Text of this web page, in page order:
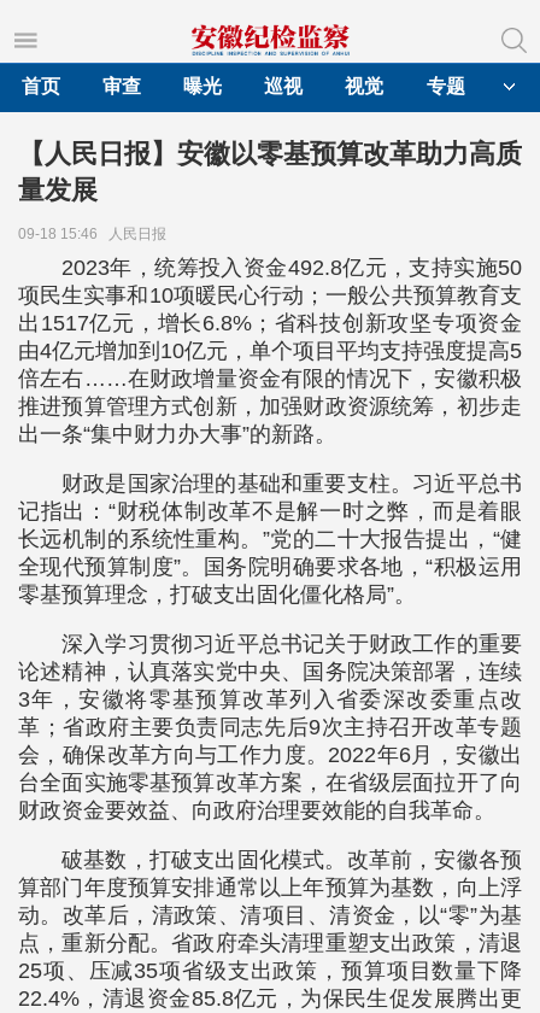
首页
审查 曝光 巡视 视觉 专题
【人民日报】安徽以零基预算改革助力高质
量发展
09-18 15:46 人民日报
2023年，统筹投入资金492.8亿元，支持实施50
项民生实事和10项暖民心行动；一般公共预算教育支
出1517亿元，增长6.8%；省科技创新攻坚专项资金
由4亿元增加到10亿元，单个项目平均支持强度提高5
倍左右……在财政增量资金有限的情况下，安徽积极
推进预算管理方式创新，加强财政资源统筹，初步走
出一条“集中财力办大事”的新路。
财政是国家治理的基础和重要支柱。习近平总书
记指出：“财税体制改革不是解一时之弊，而是着眼
长远机制的系统性重构。”党的二十大报告提出，“健
全现代预算制度”。国务院明确要求各地，“积极运用
零基预算理念，打破支出固化僵化格局”。
深入学习贯彻习近平总书记关于财政工作的重要
论述精神，认真落实党中央、国务院决策部署，连续
3年，安徽将零基预算改革列入省委深改委重点改
革；省政府主要负责同志先后9次主持召开改革专题
会，确保改革方向与工作力度。2022年6月，安徽出
台全面实施零基预算改革方案，在省级层面拉开了向
财政资金要效益、向政府治理要效能的自我革命。
破基数，打破支出固化模式。改革前，安徽各预
算部门年度预算安排通常以上年预算为基数，向上浮
动。改革后，清政策、清项目、清资金，以“零”为基
点，重新分配。省政府牵头清理重塑支出政策，清退
25项、压减35项省级支出政策，预算项目数量下降
22.4%，清退资金85.8亿元，为保民生促发展腾出更